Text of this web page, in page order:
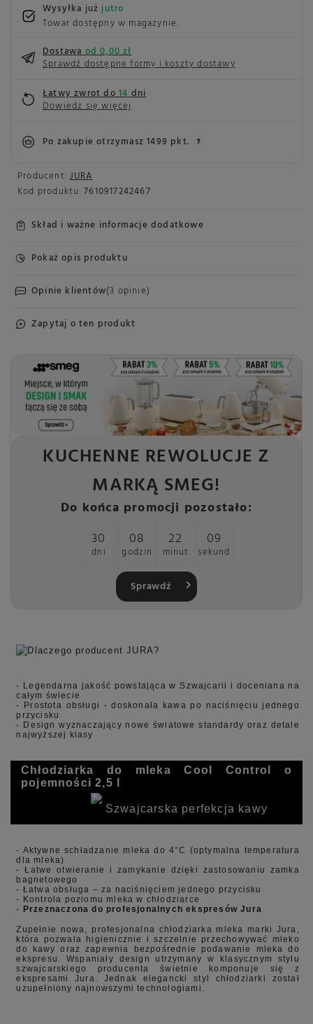
Producent: JURA
Kod produktu: 7610917242467
Skład i ważne informacje dodatkowe
Pokaż opis produktu
Opinie klientów(3 opinie)
Zapytaj o ten produkt
Wysyłka jużjutro
Towar dostępny w magazynie
Dostawaod 0,00 zł
Sprawdź dostępne formy i koszty dostawy
Łatwy zwrot do14dni
Dowiedz się więcej
Po zakupie otrzymasz1499 pkt.
KUCHENNE REWOLUCJE Z
MARKĄ SMEG!
Do końca promocji pozostało:
30
dni
08
godzin
22
minut
09
sekund
Sprawdź
- Legendarna jakość powstająca w Szwajcarii i doceniana na
całym świecie
- Prostota obsługi - doskonała kawa po naciśnięciu jednego
przycisku
- Design wyznaczający nowe światowe standardy oraz detale
najwyższej klasy
Chłodziarka do mleka Cool Control o
pojemności 2,5 l
Szwajcarska perfekcja kawy
- Aktywne schładzanie mleka do 4°C (optymalna temperatura
dla mleka)
- Łatwe otwieranie i zamykanie dzięki zastosowaniu zamka
bagnetowego
- Łatwa obsługa – za naciśnięciem jednego przycisku
- Kontrola poziomu mleka w chłodziarce
- Przeznaczona do profesjonalnych ekspresów Jura
Zupełnie nowa, profesjonalna chłodziarka mleka marki Jura,
która pozwala higienicznie i szczelnie przechowywać mleko
do kawy oraz zapewnia bezpośrednie podawanie mleka do
ekspresu. Wspaniały design utrzymany w klasycznym stylu
szwajcarskiego producenta świetnie komponuje się z
ekspresami Jura. Jednak elegancki styl chłodziarki został
uzupełniony najnowszymi technologiami.